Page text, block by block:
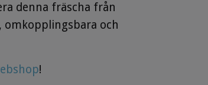
denna fräscha från
omkopplingsbara och
!